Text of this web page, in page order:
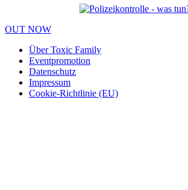
OUT NOW
Über Toxic Family
Eventpromotion
Datenschutz
Impressum
Cookie-Richtlinie (EU)